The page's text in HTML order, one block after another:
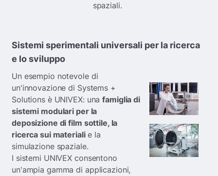
spaziali.
Sistemi sperimentali universali per la ricerca
e lo sviluppo
Un esempio notevole di
un'innovazione di Systems +
Solutions è UNIVEX: unafamiglia di
sistemi modulari per la
deposizione di film sottile, la
ricerca sui materialie la
simulazione spaziale.
I sistemi UNIVEX consentono
un'ampia gamma di applicazioni,